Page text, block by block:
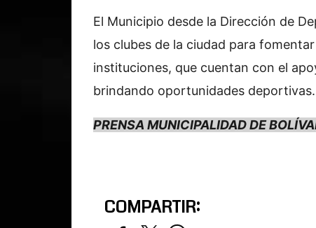
El Municipio desde la Dirección de
los clubes de la ciudad para
instituciones, que cuentan con el
brindando oportunidades deportivas.
PRENSA MUNICIPALIDAD DE
COMPARTIR: